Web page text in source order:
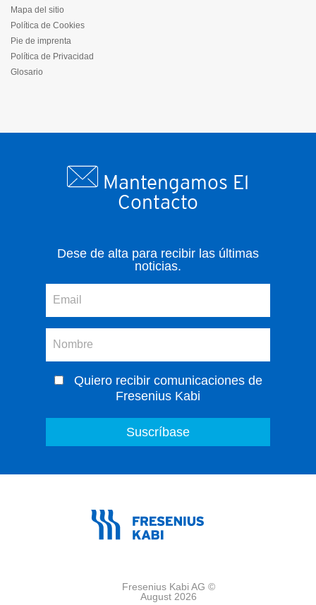
Mapa del sitio
Política de Cookies
Pie de imprenta
Política de Privacidad
Glosario
Mantengamos El
Contacto
Dese de alta para recibir las últimas
noticias.
Quiero recibir comunicaciones de
Fresenius Kabi
Fresenius Kabi AG ©
August 2026